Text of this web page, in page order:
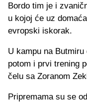
Bordo tim je i
u kojoj će uz
evropski iskorak.
U kampu na
potom i prvi trening
čelu sa Zoranom
Pripremama su se